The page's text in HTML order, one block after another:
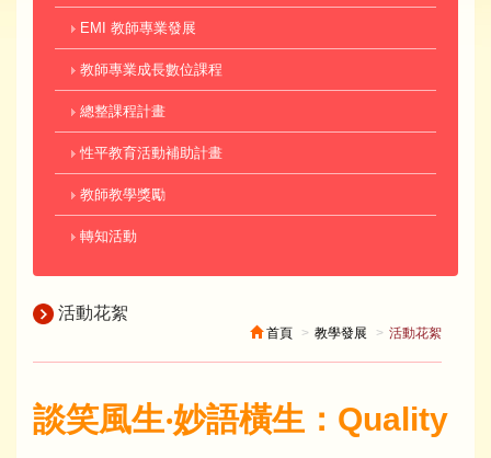
EMI 教師專業發展
教師專業成長數位課程
總整課程計畫
性平教育活動補助計畫
教師教學獎勵
轉知活動
活動花絮
首頁 教學發展 活動花絮
談笑風生‧妙語橫生：Quality